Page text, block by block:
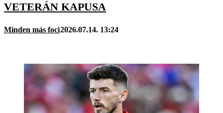
VETERÁN KAPUSA
Minden más foci2026.07.14. 13:24